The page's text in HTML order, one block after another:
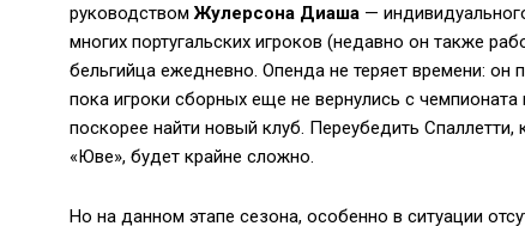
руководствомЖулерсона Диаша —
многих португальских игроков (недавно он также
бельгийца ежедневно. Опенда не теряет времени:
пока игроки сборных еще не вернулись с
поскорее найти новый клуб. Переубедить
«Юве», будет крайне сложно.
Но на данном этапе сезона, особенно в ситуации